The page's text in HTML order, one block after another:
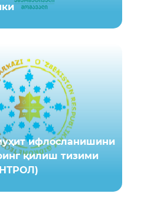
ифлосланишини
қилиш тизими